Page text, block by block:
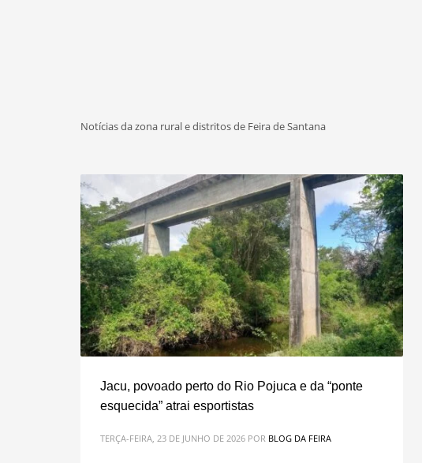
Notícias da zona rural e distritos de Feira de Santana
Jacu, povoado perto do Rio Pojuca e da “ponte
esquecida” atrai esportistas
TERÇA-FEIRA, 23 DE JUNHO DE 2026 POR BLOG DA FEIRA